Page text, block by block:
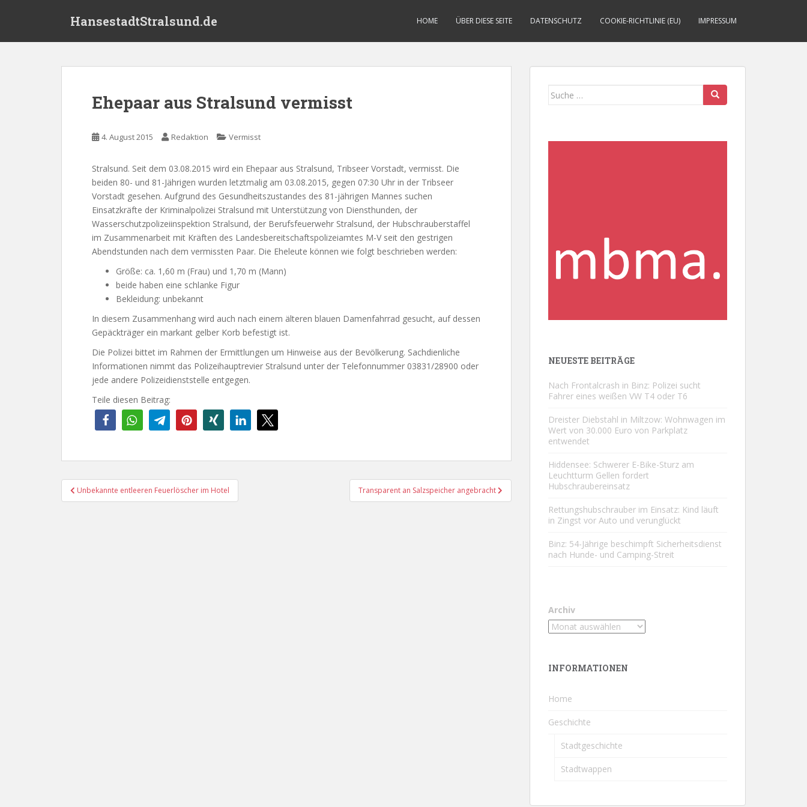
HansestadtStralsund.de HOME ÜBER DIESE SEITE DATENSCHUTZ COOKIE-RICHTLINIE (EU) IMPRESSUM
Ehepaar aus Stralsund vermisst
4. August 2015 Redaktion Vermisst
Stralsund. Seit dem 03.08.2015 wird ein Ehepaar aus Stralsund, Tribseer Vorstadt, vermisst. Die
beiden 80- und 81-Jährigen wurden letztmalig am 03.08.2015, gegen 07:30 Uhr in der Tribseer
Vorstadt gesehen. Aufgrund des Gesundheitszustandes des 81-jährigen Mannes suchen
Einsatzkräfte der Kriminalpolizei Stralsund mit Unterstützung von Diensthunden, der
Wasserschutzpolizeiinspektion Stralsund, der Berufsfeuerwehr Stralsund, der Hubschrauberstaffel
im Zusammenarbeit mit Kräften des Landesbereitschaftspolizeiamtes M-V seit den gestrigen
Abendstunden nach dem vermissten Paar. Die Eheleute können wie folgt beschrieben werden:
Größe: ca. 1,60 m (Frau) und 1,70 m (Mann)
beide haben eine schlanke Figur
Bekleidung: unbekannt
In diesem Zusammenhang wird auch nach einem älteren blauen Damenfahrrad gesucht, auf dessen
Gepäckträger ein markant gelber Korb befestigt ist.
Die Polizei bittet im Rahmen der Ermittlungen um Hinweise aus der Bevölkerung. Sachdienliche
Informationen nimmt das Polizeihauptrevier Stralsund unter der Telefonnummer 03831/28900 oder
jede andere Polizeidienststelle entgegen.
Teile diesen Beitrag:
Beitragsnavigation
Unbekannte entleeren Feuerlöscher im Hotel Transparent an Salzspeicher angebracht
Suche
NEUESTE BEITRÄGE
Nach Frontalcrash in Binz: Polizei sucht
Fahrer eines weißen VW T4 oder T6
Dreister Diebstahl in Miltzow: Wohnwagen im
Wert von 30.000 Euro von Parkplatz
entwendet
Hiddensee: Schwerer E-Bike-Sturz am
Leuchtturm Gellen fordert
Hubschraubereinsatz
Rettungshubschrauber im Einsatz: Kind läuft
in Zingst vor Auto und verunglückt
Binz: 54-Jährige beschimpft Sicherheitsdienst
nach Hunde- und Camping-Streit
Archiv
INFORMATIONEN
Home
Geschichte
Stadtgeschichte
Stadtwappen